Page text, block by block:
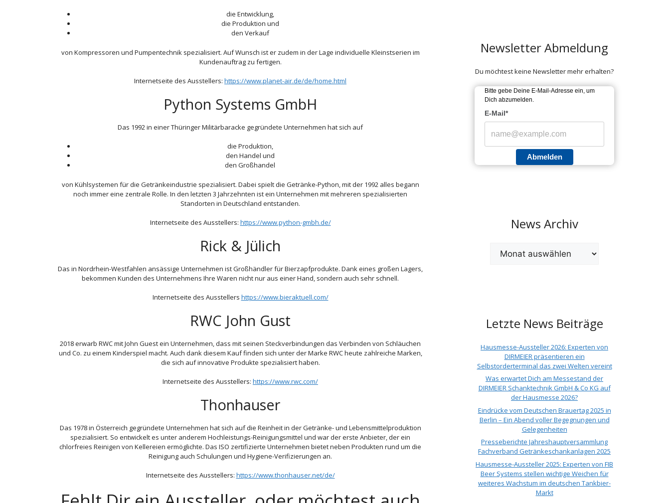
die Entwicklung,
die Produktion und
den Verkauf
von Kompressoren und Pumpentechnik spezialisiert. Auf Wunsch ist er zudem in der Lage individuelle Kleinstserien im
Kundenauftrag zu fertigen.
Internetseite des Ausstellers: https://www.planet-air.de/de/home.html
Python Systems GmbH
Das 1992 in einer Thüringer Militärbaracke gegründete Unternehmen hat sich auf
die Produktion,
den Handel und
den Großhandel
von Kühlsystemen für die Getränkeindustrie spezialisiert. Dabei spielt die Getränke-Python, mit der 1992 alles begann
noch immer eine zentrale Rolle. In den letzten 3 Jahrzehnten ist ein Unternehmen mit mehreren spezialisierten
Standorten in Deutschland entstanden.
Internetseite des Ausstellers: https://www.python-gmbh.de/
Rick & Jülich
Das in Nordrhein-Westfahlen ansässige Unternehmen ist Großhändler für Bierzapfprodukte. Dank eines großen Lagers,
bekommen Kunden des Unternehmens Ihre Waren nicht nur aus einer Hand, sondern auch sehr schnell.
Internetseite des Ausstellers https://www.bieraktuell.com/
RWC John Gust
2018 erwarb RWC mit John Guest ein Unternehmen, dass mit seinen Steckverbindungen das Verbinden von Schläuchen
und Co. zu einem Kinderspiel macht. Auch dank diesem Kauf finden sich unter der Marke RWC heute zahlreiche Marken,
die sich auf innovative Produkte spezialisiert haben.
Internetseite des Ausstellers: https://www.rwc.com/
Thonhauser
Das 1978 in Österreich gegründete Unternehmen hat sich auf die Reinheit in der Getränke- und Lebensmittelproduktion
spezialisiert. So entwickelt es unter anderem Hochleistungs-Reinigungsmittel und war der erste Anbieter, der ein
chlorfreies Reinigen von Kellereien ermöglichte. Das ISO zertifizierte Unternehmen bietet neben Produkten rund um die
Reinigung auch Schulungen und Hygiene-Verifizierungen an.
Internetseite des Ausstellers: https://www.thonhauser.net/de/
Newsletter Abmeldung
Du möchtest keine Newsletter mehr erhalten?
Bitte gebe Deine E-Mail-Adresse ein, um
Dich abzumelden.
E-Mail*
Abmelden
News Archiv
Letzte News Beiträge
Hausmesse-Aussteller 2026: Experten von
DIRMEIER präsentieren ein
Selbstorderterminal das zwei Welten vereint
Was erwartet Dich am Messestand der
DIRMEIER Schanktechnik GmbH & Co KG auf
der Hausmesse 2026?
Eindrücke vom Deutschen Brauertag 2025 in
Berlin – Ein Abend voller Begegnungen und
Gelegenheiten
Presseberichte Jahreshauptversammlung
Fachverband Getränkeschankanlagen 2025
Hausmesse-Aussteller 2025: Experten von FIB
Beer Systems stellen wichtige Weichen für
weiteres Wachstum im deutschen Tankbier-
Markt